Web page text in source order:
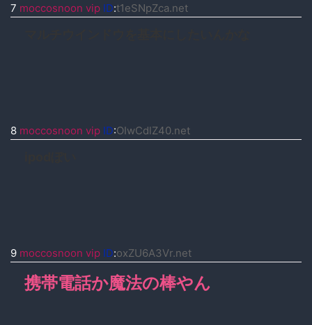
7 moccosnoon vip ID:t1eSNpZca.net
8 moccosnoon vip ID:OIwCdlZ40.net
9 moccosnoon vip ID:oxZU6A3Vr.net
携帯電話か魔法の棒やん